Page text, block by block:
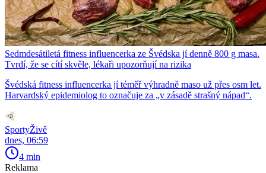
Sedmdesátiletá fitness influencerka ze Švédska jí denně 800 g masa.
Tvrdí, že se cítí skvěle, lékaři upozorňují na rizika
Švédská fitness influencerka jí téměř výhradně maso už přes osm let.
Harvardský epidemiolog to označuje za „v zásadě strašný nápad“.
SportyŽivě
dnes, 06:59
4 min
Reklama